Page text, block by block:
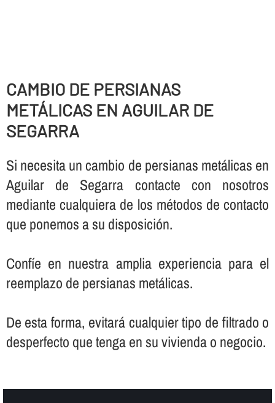
CAMBIO DE PERSIANAS
METÁLICAS EN AGUILAR DE
SEGARRA
Si necesita un cambio de persianas metálicas en
Aguilar de Segarra contacte con nosotros
mediante cualquiera de los métodos de contacto
que ponemos a su disposición.
Confí­e en nuestra amplia experiencia para el
reemplazo de persianas metálicas.
De esta forma, evitará cualquier tipo de filtrado o
desperfecto que tenga en su vivienda o negocio.